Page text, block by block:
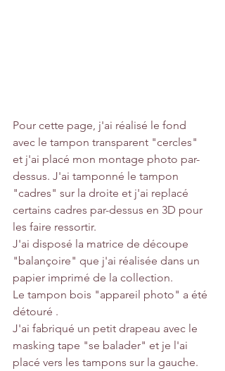
Pour cette page, j'ai réalisé le fond
avec le tampon transparent "cercles"
et j'ai placé mon montage photo par-
dessus. J'ai tamponné le tampon
"cadres" sur la droite et j'ai replacé
certains cadres par-dessus en 3D pour
les faire ressortir.
J'ai disposé la matrice de découpe
"balançoire" que j'ai réalisée dans un
papier imprimé de la collection.
Le tampon bois "appareil photo" a été
détouré .
J'ai fabriqué un petit drapeau avec le
masking tape "se balader" et je l'ai
placé vers les tampons sur la gauche.